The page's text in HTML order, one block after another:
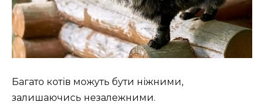
Багато котів можуть бути ніжними,
залишаючись незалежними.